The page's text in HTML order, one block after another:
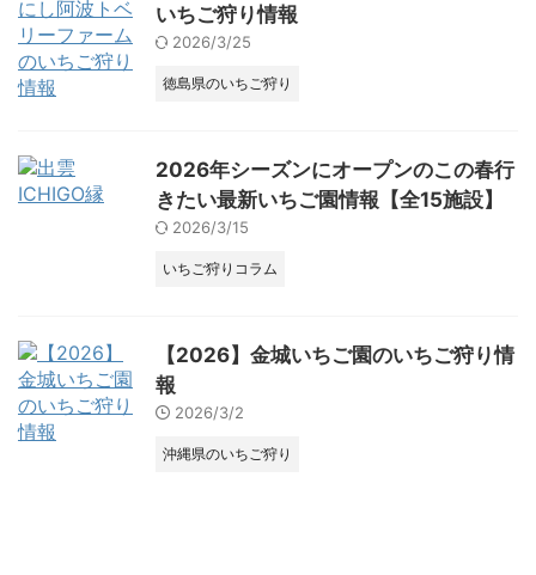
いちご狩り情報
2026/3/25
徳島県のいちご狩り
2026年シーズンにオープンのこの春行
きたい最新いちご園情報【全15施設】
2026/3/15
いちご狩りコラム
【2026】金城いちご園のいちご狩り情
報
2026/3/2
沖縄県のいちご狩り